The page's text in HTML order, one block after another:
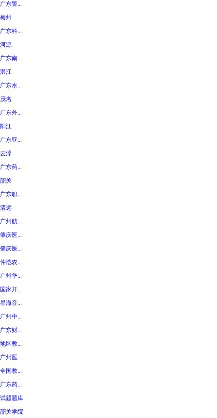
广东警...
梅州
广东科...
河源
广东南...
湛江
广东水...
茂名
广东外...
阳江
广东亚...
云浮
广东药...
韶关
广东职...
清远
广州航...
肇庆医...
肇庆医...
仲恺农...
广州华...
国家开...
星海音...
广州中...
广东财...
地区教...
广州医...
全国教...
广东药...
试题题库
韶关学院